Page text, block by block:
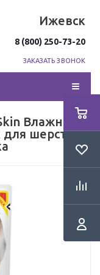
Ижевск
8 (800) 250-73-20
ЗАКАЗАТЬ ЗВОНОК
Влажный
для шерсти и